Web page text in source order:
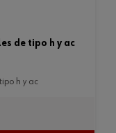
de tipo h y ac
h y ac